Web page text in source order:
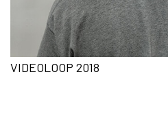
VIDEOLOOP 2018